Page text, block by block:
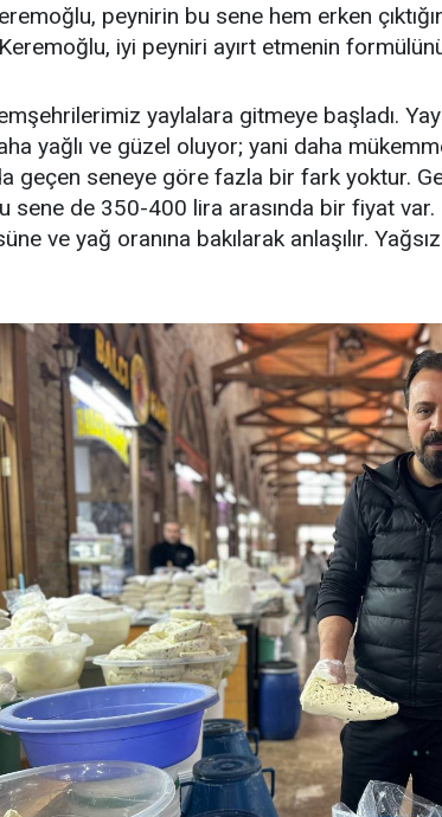
peynirin bu sene hem erken
iyi peyniri ayırt etmenin
yaylalara gitmeye başladı.
yağlı ve güzel oluyor; yani daha
geçen seneye göre fazla bir fark yoktur.
sene de 350-400 lira arasında bir fiyat var.
ve yağ oranına bakılarak anlaşılır.